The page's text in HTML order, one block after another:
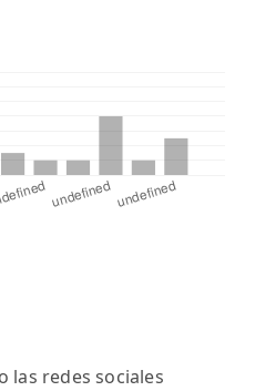
las redes sociales